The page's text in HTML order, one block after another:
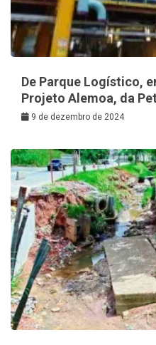
De Parque Logístico,
Projeto Alemoa, da
9 de dezembro de 2024